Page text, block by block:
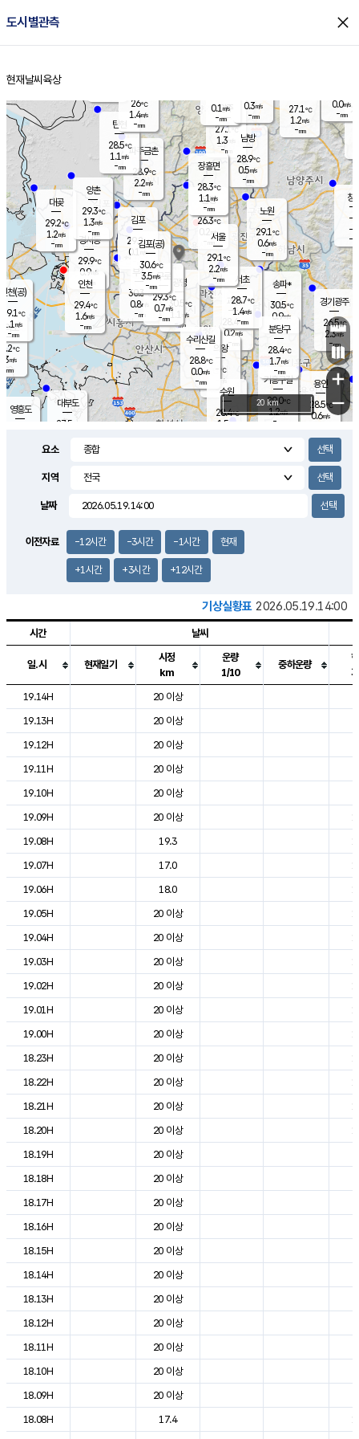
도시별관측 close
홈
현재날씨 육상
의도
℃
m/s
mm
영흥도
양주
27.1℃
1.3
-mm
과천
28.4℃
0.2m/s
- mm
용인
28.5℃
0.6m/s
경기광주
26.5℃
2.3m/s
-mm
1.4m/s
대부도
27.5
경서동
29.9℃
0.9m/s
-mm
파주금촌
28.9℃
2.2m/s
-mm
27.1℃
1.2m/s
-mm
대곶
29.2℃
1.2m/s
-mm
창
-
-m/
-
탄현
28.5℃
1.1 m/s
-mm
0.0m/s
-mm
의왕
- ℃
m/s
mm
김포
29.2℃
0.1 m/s
mm
광명
30.5 ℃
1.1 m/s
-mm
부천
30.3℃
0.8m/s
-mm
양촌
29.3℃
1.3m/s
-mm
구로
29.3℃
0.7m/s
-mm
은평
26.3℃
0.2 m/s
- mm
노원
29.1℃
0.6m/s
-mm
송파*
30.5℃
0.9m/s
-mm
서초
28.7℃
1.4m/s
-mm
남방
28.9℃
0.5m/s
-mm
기흥구갈
29.0℃
1.2m/s
-
수리산길
28.8℃
0.0m/s
-mm
분당구
28.4℃
1.7m/s
-mm
장흥면
28.3℃
1.1 m/s
-mm
0.1 m/s
-mm
인천(공)
29.1℃
1.1 m/s
-mm
김포(공)
30.6℃
3.5m/s
-mm
수원
28.4℃
1.5 m/s
인천
29.4℃
1.6m/s
-mm
서울
29.1℃
2.2m/s
-mm
26℃
1.4m/s
-mm
0.3m/s
-mm
+
−
20 km
요소
지역
날짜
이전자료 -12시간 -3시간 -1시간 현재
+1시간 +3시간 +12시간
기상실황표 2026.05.19.14:00
도시별 기상실황표로 지점, 날씨, 기온, 강수, 바람, 기압등을 안내한 표입
시간 날씨
일.시 현재일기
시정
km
운량
1/10
중하운량
19.14H
20 이상
19.13H
20 이상
19.12H
20 이상
19.11H
20 이상
19.10H
20 이상
19.09H
20 이상
19.08H
19.3
19.07H
17.0
19.06H
18.0
19.05H
20 이상
19.04H
20 이상
19.03H
20 이상
19.02H
20 이상
19.01H
20 이상
19.00H
20 이상
18.23H
20 이상
18.22H
20 이상
18.21H
20 이상
18.20H
20 이상
18.19H
20 이상
18.18H
20 이상
18.17H
20 이상
18.16H
20 이상
18.15H
20 이상
18.14H
20 이상
18.13H
20 이상
18.12H
20 이상
18.11H
20 이상
18.10H
20 이상
18.09H
20 이상
18.08H
17.4